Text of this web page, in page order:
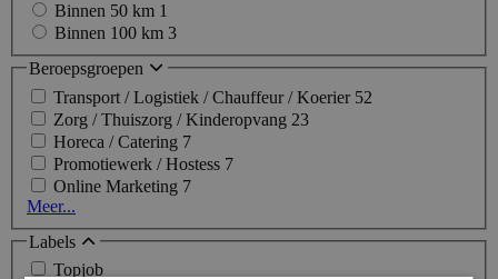
Binnen 50 km 1
Binnen 100 km 3
Beroepsgroepen
Transport / Logistiek / Chauffeur / Koerier 52
Zorg / Thuiszorg / Kinderopvang 23
Horeca / Catering 7
Promotiewerk / Hostess 7
Online Marketing 7
Meer...
Labels
Topjob